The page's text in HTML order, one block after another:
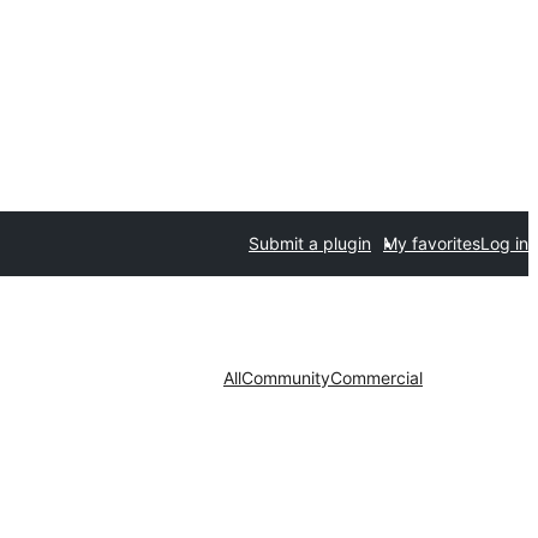
Submit a plugin My favoritesLog in
AllCommunityCommercial